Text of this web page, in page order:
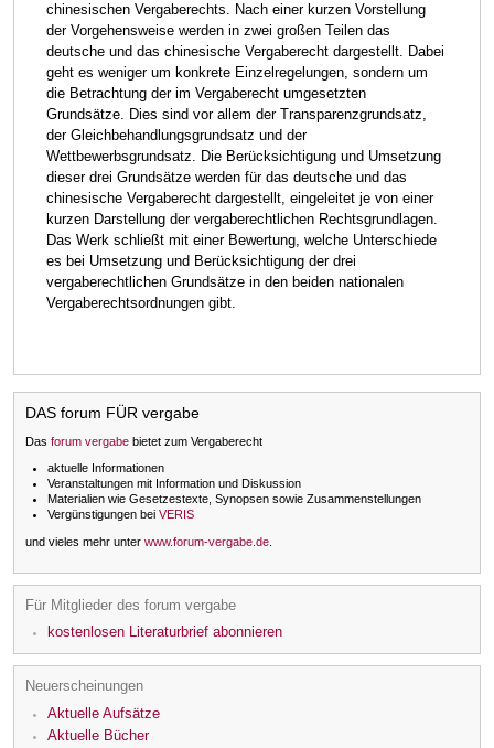
chinesischen Vergaberechts. Nach einer kurzen Vorstellung
der Vorgehensweise werden in zwei großen Teilen das
deutsche und das chinesische Vergaberecht dargestellt. Dabei
geht es weniger um konkrete Einzelregelungen, sondern um
die Betrachtung der im Vergaberecht umgesetzten
Grundsätze. Dies sind vor allem der Transparenzgrundsatz,
der Gleichbehandlungsgrundsatz und der
Wettbewerbsgrundsatz. Die Berücksichtigung und Umsetzung
dieser drei Grundsätze werden für das deutsche und das
chinesische Vergaberecht dargestellt, eingeleitet je von einer
kurzen Darstellung der vergaberechtlichen Rechtsgrundlagen.
Das Werk schließt mit einer Bewertung, welche Unterschiede
es bei Umsetzung und Berücksichtigung der drei
vergaberechtlichen Grundsätze in den beiden nationalen
Vergaberechtsordnungen gibt.
DAS forum FÜR vergabe
Das forum vergabe bietet zum Vergaberecht
aktuelle Informationen
Veranstaltungen mit Information und Diskussion
Materialien wie Gesetzestexte, Synopsen sowie Zusammenstellungen
Vergünstigungen bei VERIS
und vieles mehr unter www.forum-vergabe.de
Für Mitglieder des forum vergabe
kostenlosen Literaturbrief abonnieren
Neuerscheinungen
Aktuelle Aufsätze
Aktuelle Bücher